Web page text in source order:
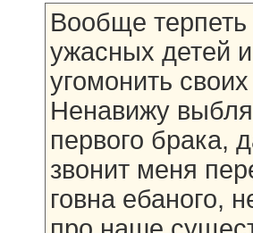
Вообще
ужасных детей
угомонить
Ненавижу
первого брака,
звонит меня
говна ебаного,